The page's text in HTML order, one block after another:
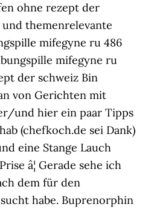
ohne rezept der
themenrelevante
mifegyne ru 486
mifegyne ru
der schweiz Bin
von Gerichten mit
und hier ein paar Tipps
(chefkoch.de sei Dank)
eine Stange Lauch
â¦ Gerade sehe ich
dem für den
habe. Buprenorphin